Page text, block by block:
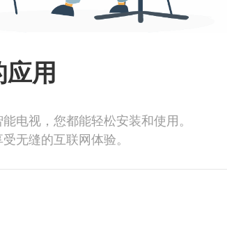
用
电视，您都能轻松安装和使用。
无缝的互联网体验。